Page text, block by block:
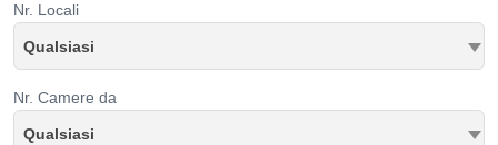
Nr. Locali
Qualsiasi
Nr. Camere da
Qualsiasi